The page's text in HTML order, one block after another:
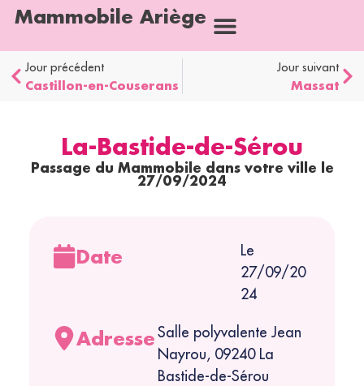
Mammobile Ariège
Jour précédent
Castillon-en-Couserans
Jour suivant
Massat
La-Bastide-de-Sérou
Passage du Mammobile dans votre ville le
27/09/2024
Date
Le
27/09/20
24
AdresseSalle polyvalente Jean
Nayrou, 09240 La
Bastide-de-Sérou